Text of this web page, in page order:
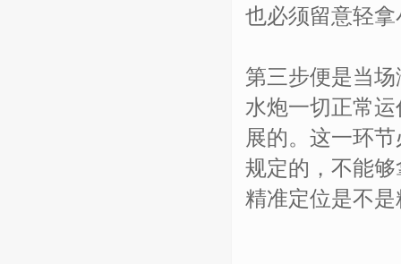
也必须留意轻
第三步便是当
水炮一切正常
展的。这一环
规定的，不能
精准定位是不